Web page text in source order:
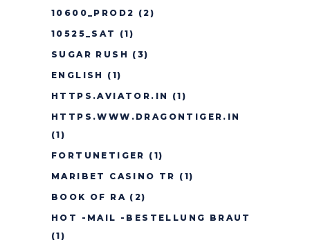
10600_PROD2 (2)
10525_SAT
(1)
SUGAR RUSH (3)
ENGLISH
(1)
HTTPS.AVIATOR.IN
(1)
HTTPS.WWW.DRAGONTIGER.IN
(1)
FORTUNETIGER (1)
MARIBET CASINO TR (1)
BOOK OF RA (2)
HOT -MAIL -BESTELLUNG BRAUT
(1)